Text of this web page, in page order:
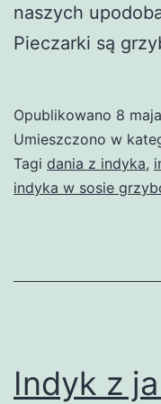
naszych
Pieczarki są
Opublikowano 8
Umieszczono w
Tagi dania z indyka,
indyka w sosie
Indyk z